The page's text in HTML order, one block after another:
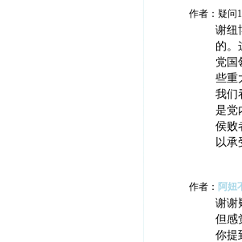
作者：疑问
谢纽
的。
党国
些重
我们
是党
侯败
以承
作者： 阿妞
谢谢
但感
你提